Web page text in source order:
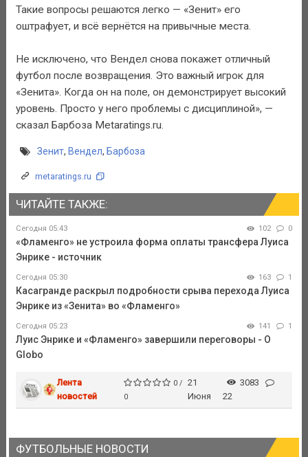
Такие вопросы решаются легко — «Зенит» его
оштрафует, и всё вернётся на привычные места.
Не исключено, что Вендел снова покажет отличный
футбол после возвращения. Это важный игрок для
«Зенита». Когда он на поле, он демонстрирует высокий
уровень. Просто у него проблемы с дисциплиной», —
сказал Барбоза Metaratings.ru.
Зенит, Вендел, Барбоза
metaratings.ru
ЧИТАЙТЕ ТАКЖЕ:
Сегодня 05:43 102 0
«Фламенго» не устроила форма оплаты трансфера Луиса
Энрике - источник
Сегодня 05:30 163 1
Касагранде раскрыл подробности срыва перехода Луиса
Энрике из «Зенита» во «Фламенго»
Сегодня 05:23 141 1
Луис Энрике и «Фламенго» завершили переговоры - O
Globo
Лента
новостей
0 /
0
21
Июня
3083
22
ФУТБОЛЬНЫЕ НОВОСТИ